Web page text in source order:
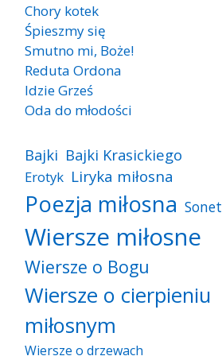
Chory kotek
Śpieszmy się
Smutno mi, Boże!
Reduta Ordona
Idzie Grześ
Oda do młodości
Bajki Bajki Krasickiego
Erotyk Liryka miłosna
Poezja miłosna Sonet
Wiersze miłosne
Wiersze o Bogu
Wiersze o cierpieniu
miłosnym
Wiersze o drzewach